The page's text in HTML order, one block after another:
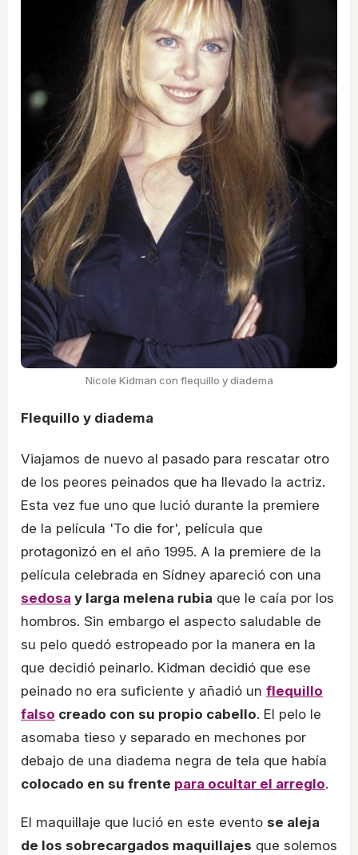
Nicole Kidman con flequillo y diadema
Flequillo y diadema
Viajamos de nuevo al pasado para rescatar otro
de los peores peinados que ha llevado la actriz.
Esta vez fue uno que lució durante la premiere
de la película 'To die for', película que
protagonizó en el año 1995. A la premiere de la
película celebrada en Sídney apareció con una
sedosa y larga melena rubia que le caía por los
hombros. Sin embargo el aspecto saludable de
su pelo quedó estropeado por la manera en la
que decidió peinarlo. Kidman decidió que ese
peinado no era suficiente y añadió un flequillo
falso creado con su propio cabello. El pelo le
asomaba tieso y separado en mechones por
debajo de una diadema negra de tela que había
colocado en su frente para ocultar el arreglo.
El maquillaje que lució en este evento se aleja
de los sobrecargados maquillajes que solemos